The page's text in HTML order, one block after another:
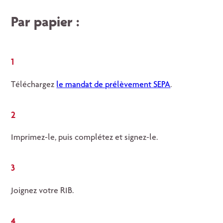
Par papier :
1
Téléchargez le mandat de prélèvement SEPA.
2
Imprimez-le, puis complétez et signez-le.
3
Joignez votre RIB.